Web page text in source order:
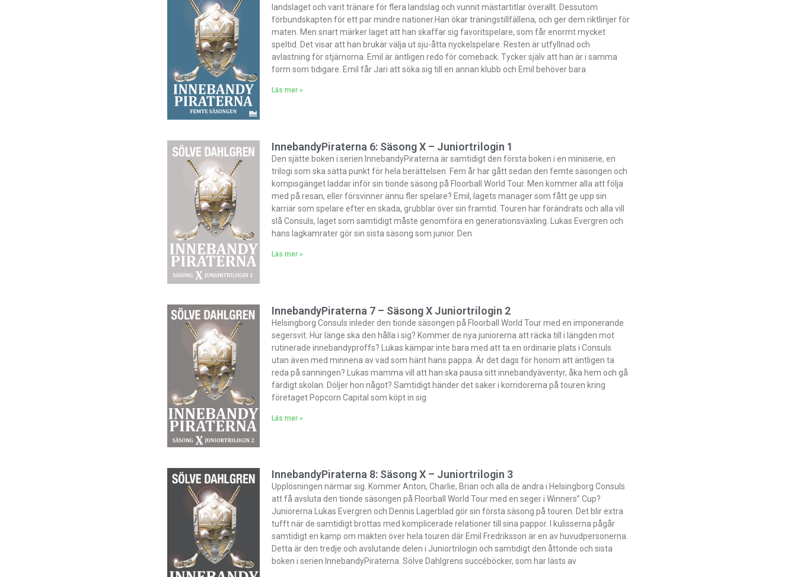
landslaget och varit tränare för flera landslag och vunnit mästartitlar överallt. Dessutom
förbundskapten för ett par mindre nationer.Han ökar träningstillfällena, och ger dem riktlinjer för
maten. Men snart märker laget att han skaffar sig favoritspelare, som får enormt mycket
speltid. Det visar att han brukar välja ut sju-åtta nyckelspelare. Resten är utfyllnad och
avlastning för stjärnorna. Emil är äntligen redo för comeback. Tycker själv att han är i samma
form som tidigare. Emil får Jari att söka sig till en annan klubb och Emil behöver bara
Läs mer »
InnebandyPiraterna 6: Säsong X – Juniortrilogin 1
Den sjätte boken i serien InnebandyPiraterna är samtidigt den första boken i en miniserie, en
trilogi som ska sätta punkt för hela berättelsen. Fem år har gått sedan den femte säsongen och
kompisgänget laddar inför sin tionde säsong på Floorball World Tour. Men kommer alla att följa
med på resan, eller försvinner ännu fler spelare? Emil, lagets manager som fått ge upp sin
karriär som spelare efter en skada, grubblar över sin framtid. Touren har förändrats och alla vill
slå Consuls, laget som samtidigt måste genomföra en generationsväxling. Lukas Evergren och
hans lagkamrater gör sin sista säsong som junior. Den
Läs mer »
InnebandyPiraterna 7 – Säsong X Juniortrilogin 2
Helsingborg Consuls inleder den tionde säsongen på Floorball World Tour med en imponerande
segersvit. Hur länge ska den hålla i sig? Kommer de nya juniorerna att räcka till i längden mot
rutinerade innebandyproffs? Lukas kämpar inte bara med att ta en ordinarie plats i Consuls
utan även med minnena av vad som hänt hans pappa. Är det dags för honom att äntligen ta
reda på sanningen? Lukas mamma vill att han ska pausa sitt innebandyäventyr, åka hem och gå
färdigt skolan. Döljer hon något? Samtidigt händer det saker i korridorerna på touren kring
företaget Popcorn Capital som köpt in sig
Läs mer »
InnebandyPiraterna 8: Säsong X – Juniortrilogin 3
Upplösningen närmar sig. Kommer Anton, Charlie, Brian och alla de andra i Helsingborg Consuls
att få avsluta den tionde säsongen på Floorball World Tour med en seger i Winners” Cup?
Juniorerna Lukas Evergren och Dennis Lagerblad gör sin första säsong på touren. Det blir extra
tufft när de samtidigt brottas med komplicerade relationer till sina pappor. I kulisserna pågår
samtidigt en kamp om makten över hela touren där Emil Fredriksson är en av huvudpersonerna.
Detta är den tredje och avslutande delen i Juniortrilogin och samtidigt den åttonde och sista
boken i serien InnebandyPiraterna. Sölve Dahlgrens succéböcker, som har lästs av